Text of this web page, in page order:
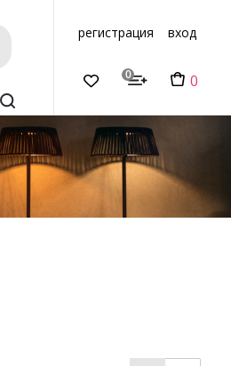
регистрация вход
0 0